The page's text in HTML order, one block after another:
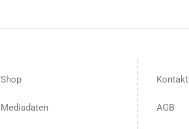
Shop
Mediadaten
Kontakt
AGB